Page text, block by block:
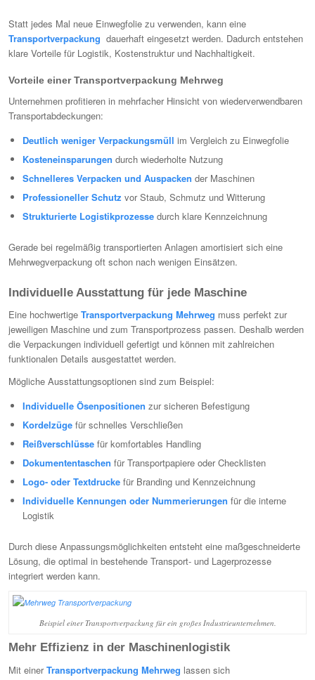
Statt jedes Mal neue Einwegfolie zu verwenden, kann eine
Transportverpackung dauerhaft eingesetzt werden. Dadurch entstehen
klare Vorteile für Logistik, Kostenstruktur und Nachhaltigkeit.
Vorteile einer Transportverpackung Mehrweg
Unternehmen profitieren in mehrfacher Hinsicht von wiederverwendbaren
Transportabdeckungen:
Deutlich weniger Verpackungsmüll im Vergleich zu Einwegfolie
Kosteneinsparungen durch wiederholte Nutzung
Schnelleres Verpacken und Auspacken der Maschinen
Professioneller Schutz vor Staub, Schmutz und Witterung
Strukturierte Logistikprozesse durch klare Kennzeichnung
Gerade bei regelmäßig transportierten Anlagen amortisiert sich eine
Mehrwegverpackung oft schon nach wenigen Einsätzen.
Individuelle Ausstattung für jede Maschine
Eine hochwertige Transportverpackung Mehrweg muss perfekt zur
jeweiligen Maschine und zum Transportprozess passen. Deshalb werden
die Verpackungen individuell gefertigt und können mit zahlreichen
funktionalen Details ausgestattet werden.
Mögliche Ausstattungsoptionen sind zum Beispiel:
Individuelle Ösenpositionen zur sicheren Befestigung
Kordelzüge für schnelles Verschließen
Reißverschlüsse für komfortables Handling
Dokumententaschen für Transportpapiere oder Checklisten
Logo- oder Textdrucke für Branding und Kennzeichnung
Individuelle Kennungen oder Nummerierungen für die interne
Logistik
Durch diese Anpassungsmöglichkeiten entsteht eine maßgeschneiderte
Lösung, die optimal in bestehende Transport- und Lagerprozesse
integriert werden kann.
Beispiel einer Transportverpackung für ein großes Industrieunternehmen.
Mehr Effizienz in der Maschinenlogistik
Mit einerTransportverpackung Mehrweg lassen sich